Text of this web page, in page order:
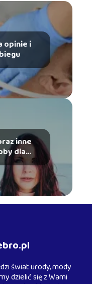
opinie i
inne
dla
świat urody, mody
dzielić się z Wami